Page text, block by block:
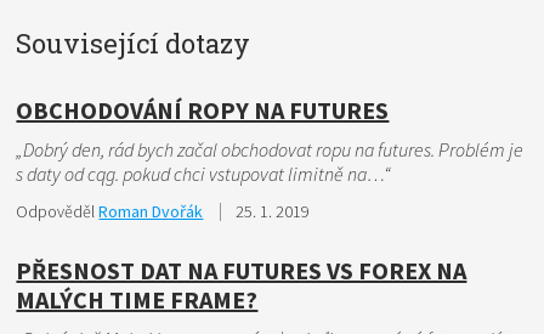
Související dotazy
OBCHODOVÁNÍ ROPY NA FUTURES
„Dobrý den, rád bych začal obchodovat ropu na futures. Problém je
s daty od cqg. pokud chci vstupovat limitně na…“
OdpovědělRoman Dvořák 25. 1. 2019
PŘESNOST DAT NA FUTURES VS FOREX NA
MALÝCH TIME FRAME?